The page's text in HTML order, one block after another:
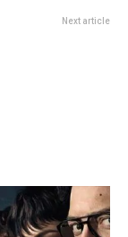
Next article